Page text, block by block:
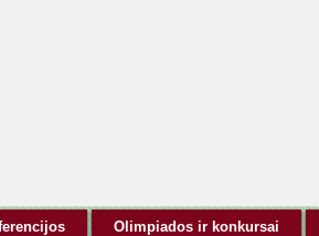
Olimpiados ir konkursai